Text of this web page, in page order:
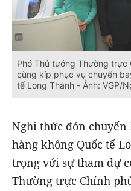
Phó Thủ tướng Thường trực
cùng kíp phục vụ chuyến
tế Long Thành - Ảnh: VGP/
Nghi thức đón chuyến
hàng không Quốc tế
trọng với sự tham dự
Thường trực Chính